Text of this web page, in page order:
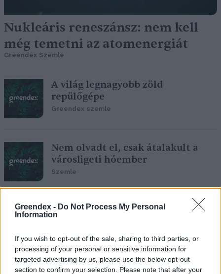
Greendex - Do Not Process My Personal
Information
If you wish to opt-out of the sale, sharing to third parties, or
processing of your personal or sensitive information for
targeted advertising by us, please use the below opt-out
section to confirm your selection. Please note that after your
Nukleáris reneszánsz: nem kell
még temetni az atomenergiát
Greendex Szemle
A világ legnagyobb zöld
repülőgépe
Greendex szemle
Nem olvadt el, csak átalakult a
városligeti hóember
Szemle
Mit jelentenek pontosan a
slágerfogalmai?
Greendex Szemle